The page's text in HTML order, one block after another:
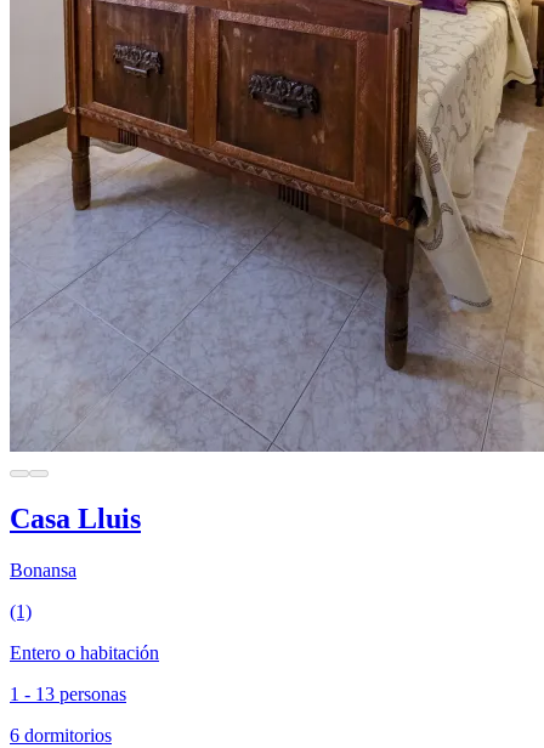
Casa Lluis
Bonansa
(1)
Entero o habitación
1 - 13 personas
6 dormitorios